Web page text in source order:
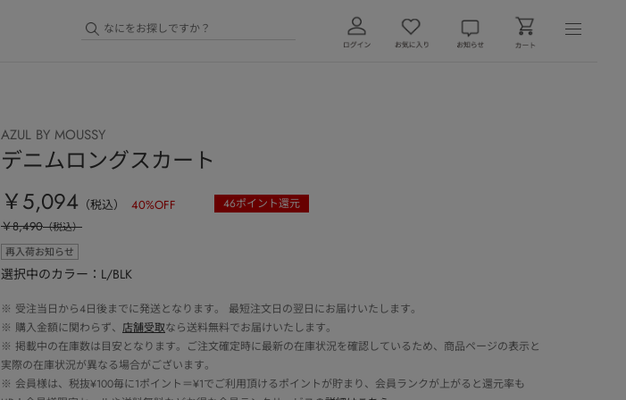
AZUL BY MOUSSY
デニムロングスカート
￥5,094 （税込） 40%OFF 46ポイント還元
￥8,490（税込）
再入荷お知らせ
選択中のカラー：L/BLK
※ 受注当日から4日後までに発送となります。 最短注文日の翌日にお届けいたします。
※ 購入金額に関わらず、 店舗受取なら送料無料でお届けいたします。
※ 掲載中の在庫数は目安となります。ご注文確定時に最新の在庫状況を確認しているため、商品ページの表示と
実際の在庫状況が異なる場合がございます。
※ 会員様は、税抜¥100毎に1ポイント＝¥1でご利用頂けるポイントが貯まり、会員ランクが上がると還元率も